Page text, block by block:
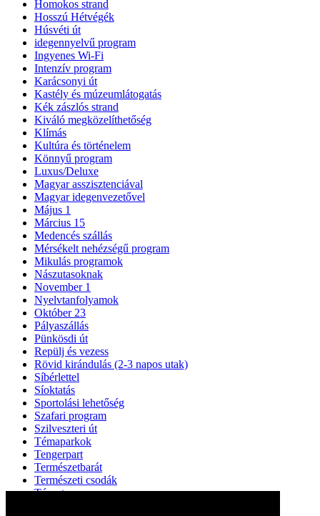
Homokos strand
Hosszú Hétvégék
Húsvéti út
idegennyelvű program
Ingyenes Wi-Fi
Intenzív program
Karácsonyi út
Kastély és múzeumlátogatás
Kék zászlós strand
Kiváló megközelíthetőség
Klímás
Kultúra és történelem
Könnyű program
Luxus/Deluxe
Magyar asszisztenciával
Magyar idegenvezetővel
Május 1
Március 15
Medencés szállás
Mérsékelt nehézségű program
Mikulás programok
Nászutasoknak
November 1
Nyelvtanfolyamok
Október 23
Pályaszállás
Pünkösdi út
Repülj és vezess
Rövid kirándulás (2-3 napos utak)
Síbérlettel
Síoktatás
Sportolási lehetőség
Szafari program
Szilveszteri út
Témaparkok
Tengerpart
Természetbarát
Természeti csodák
Tópart